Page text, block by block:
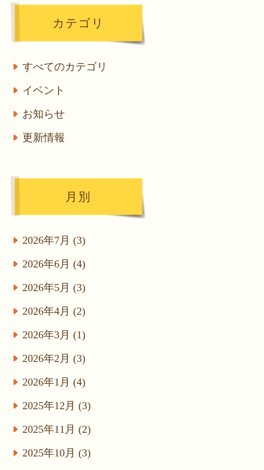
カテゴリ
すべてのカテゴリ
イベント
お知らせ
更新情報
月別
2026年7月 (3)
2026年6月 (4)
2026年5月 (3)
2026年4月 (2)
2026年3月 (1)
2026年2月 (3)
2026年1月 (4)
2025年12月 (3)
2025年11月 (2)
2025年10月 (3)